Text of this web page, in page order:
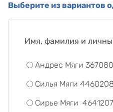
Выберите из вариантов
Имя, фамилия и
Андрес Мяги
Силья Мяги
Сирье Мяги